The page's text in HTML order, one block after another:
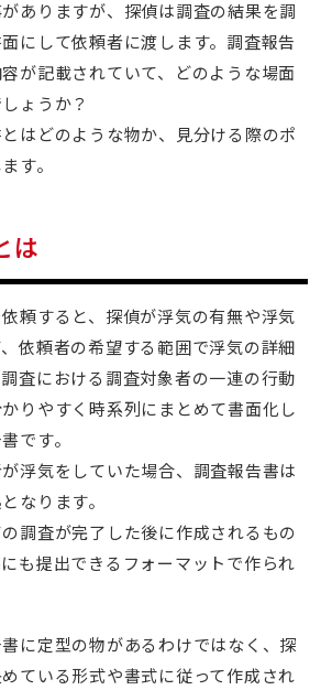
ありますが、探偵は調査の結果を調
にして依頼者に渡します。調査報告
が記載されていて、どのような場面
ょうか？
はどのような物か、見分ける際のポ
す。
は
頼すると、探偵が浮気の有無や浮気
依頼者の希望する範囲で浮気の詳細
査における調査対象者の一連の行動
りやすく時系列にまとめて書面化し
です。
浮気をしていた場合、調査報告書は
なります。
調査が完了した後に作成されるもの
も提出できるフォーマットで作られ
に定型の物があるわけではなく、探
ている形式や書式に従って作成され